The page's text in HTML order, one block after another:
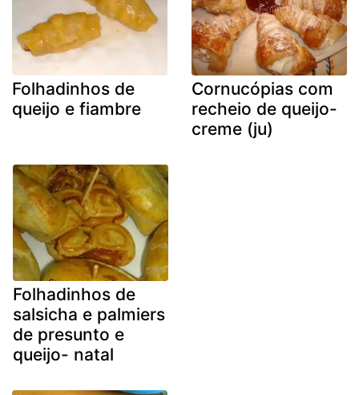
Folhadinhos de
queijo e fiambre
Cornucópias com
recheio de queijo-
creme (ju)
Folhadinhos de
salsicha e palmiers
de presunto e
queijo- natal